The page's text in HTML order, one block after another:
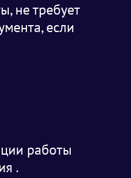
не требует
если
работы
.